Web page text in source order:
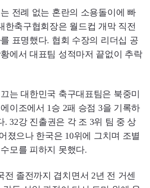
전례 없는 혼란의 소용돌이에 빠
한축구협회장은 월드컵 개막 직전
표명했다. 협회 수장의 리더십 공
에서 대표팀 성적마저 끝없이 추락
는 대한민국 축구대표팀은 북중미
이조에서 1승 2패 승점 3을 기록하
. 32강 진출권은 각 조 3위 팀 중 상
졌으나 한국은 10위에 그치며 조별
모를 피하지 못했다.
전 졸전까지 겹치면서 2년 전 거센